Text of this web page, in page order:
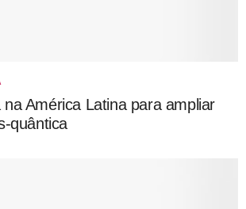
América Latina para ampliar
quântica